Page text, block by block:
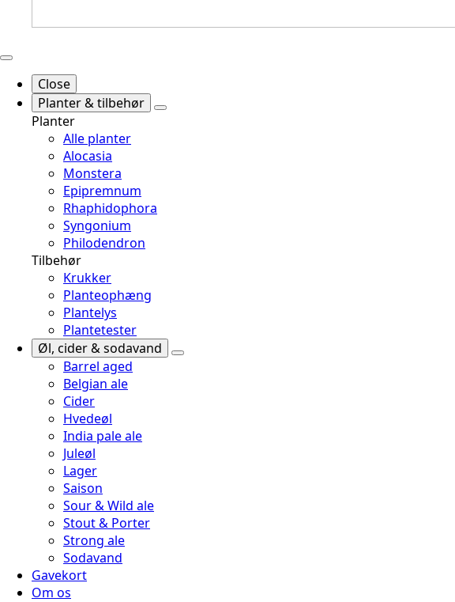
Close
Planter & tilbehør
Planter
Alle planter
Alocasia
Monstera
Epipremnum
Rhaphidophora
Syngonium
Philodendron
Tilbehør
Krukker
Planteophæng
Plantelys
Plantetester
Øl, cider & sodavand
Barrel aged
Belgian ale
Cider
Hvedeøl
India pale ale
Juleøl
Lager
Saison
Sour & Wild ale
Stout & Porter
Strong ale
Sodavand
Gavekort
Om os